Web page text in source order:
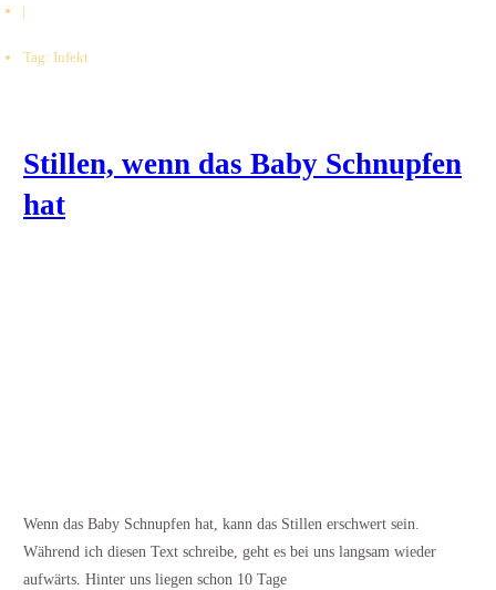
|
Tag: Infekt
Stillen, wenn das Baby Schnupfen
hat
Wenn das Baby Schnupfen hat, kann das Stillen erschwert sein.
Während ich diesen Text schreibe, geht es bei uns langsam wieder
aufwärts. Hinter uns liegen schon 10 Tage